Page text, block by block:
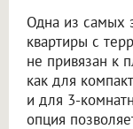
Одна из самых
квартиры с
не привязан к
как для
и для 3-
опция